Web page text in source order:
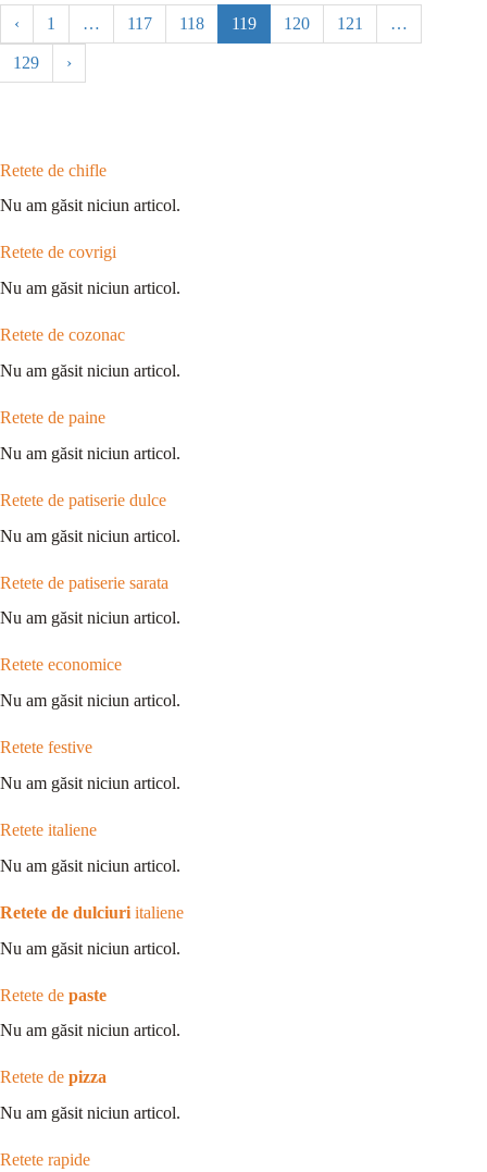
‹ 1 … 117 118 119 120 121 …
129 ›
Retete de chifle
Nu am găsit niciun articol.
Retete de covrigi
Nu am găsit niciun articol.
Retete de cozonac
Nu am găsit niciun articol.
Retete de paine
Nu am găsit niciun articol.
Retete de patiserie dulce
Nu am găsit niciun articol.
Retete de patiserie sarata
Nu am găsit niciun articol.
Retete economice
Nu am găsit niciun articol.
Retete festive
Nu am găsit niciun articol.
Retete italiene
Nu am găsit niciun articol.
Retete de dulciuri italiene
Nu am găsit niciun articol.
Retete de paste
Nu am găsit niciun articol.
Retete de pizza
Nu am găsit niciun articol.
Retete rapide